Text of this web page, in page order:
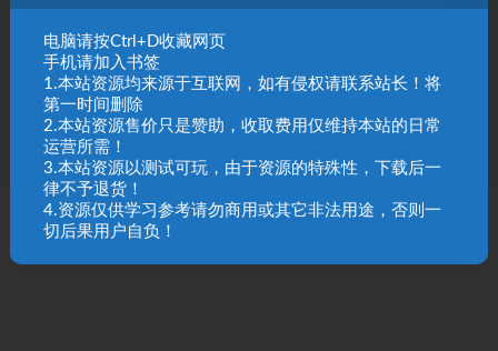
三国群英传5最牛攻略，三国群
英传5单机最强招数和武器和神
62
SQL 请求数：30 次
电脑请按Ctrl+D收藏网页
手机请加入书签
1.本站资源均来源于互联网，如有侵权请联系站长！将
第一时间删除
2.本站资源售价只是赞助，收取费用仅维持本站的日常
运营所需！
3.本站资源以测试可玩，由于资源的特殊性，下载后一
律不予退货！
4.资源仅供学习参考请勿商用或其它非法用途，否则一
切后果用户自负！